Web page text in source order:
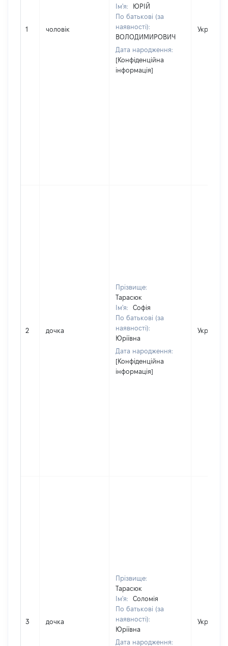
1 чоловік
Ім'я:
ЮРІЙ
По батькові (за
наявності):
ВОЛОДИМИРОВИЧ
Дата народження:
[Конфіденційна
інформація]
Україна
2 дочка
Прізвище:
Тарасюк
Ім'я:
Софія
По батькові (за
наявності):
Юріївна
Дата народження:
[Конфіденційна
інформація]
Україна
3 дочка
Прізвище:
Тарасюк
Ім'я:
Соломія
По батькові (за
наявності):
Юріївна
Дата народження:
Україна